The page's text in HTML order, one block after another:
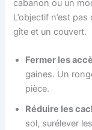
cabanon ou un
L’objectif n’est
gîte et un couvert.
Fermer les
gaines. Un
pièce.
Réduire les
sol, surélever